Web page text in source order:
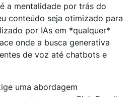
a mentalidade por trás do
conteúdo seja otimizado para
por IAs em *qualquer*
onde a busca generativa
de voz até chatbots e
uma abordagem